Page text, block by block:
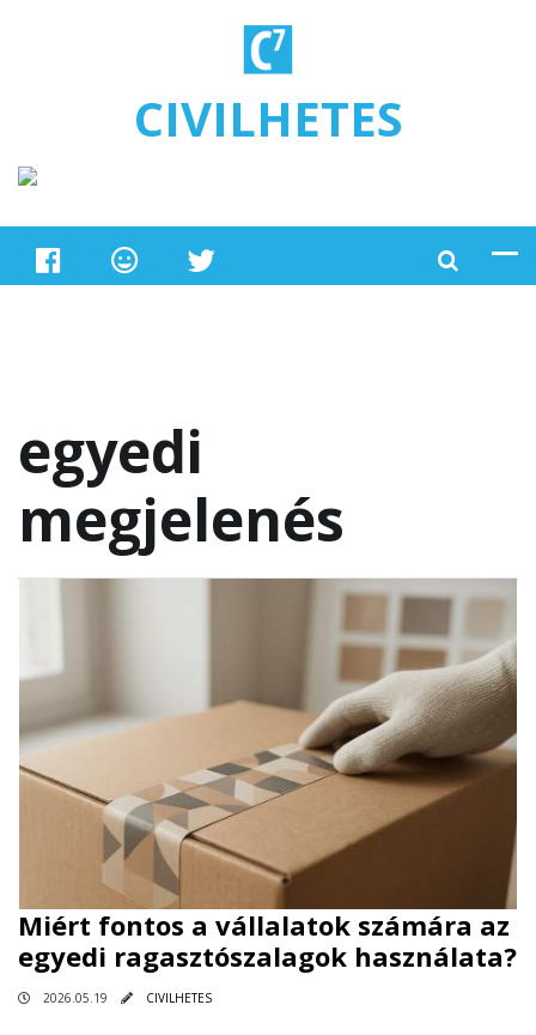
CIVILHETES
egyedi
megjelenés
Miért fontos a vállalatok számára az
egyedi ragasztószalagok használata?
2026.05.19 CIVILHETES